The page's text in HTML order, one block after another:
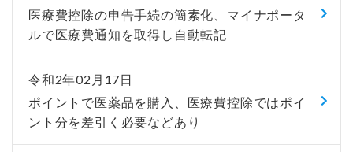
医療費控除の申告手続の簡素化、マイナポータ
ルで医療費通知を取得し自動転記
令和2年02月17日
ポイントで医薬品を購入、医療費控除ではポイ
ント分を差引く必要などあり